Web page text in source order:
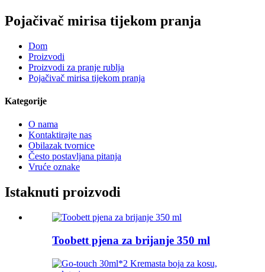
Pojačivač mirisa tijekom pranja
Dom
Proizvodi
Proizvodi za pranje rublja
Pojačivač mirisa tijekom pranja
Kategorije
O nama
Kontaktirajte nas
Obilazak tvornice
Često postavljana pitanja
Vruće oznake
Istaknuti proizvodi
Toobett pjena za brijanje 350 ml